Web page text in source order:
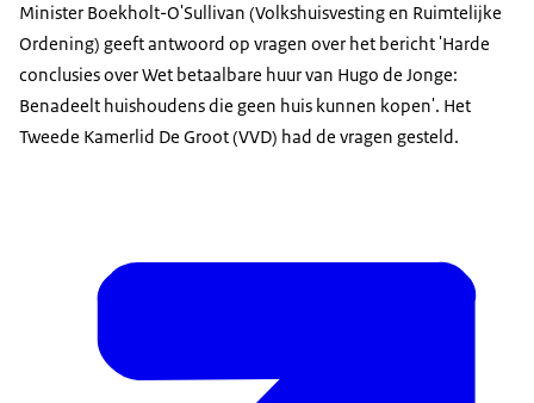
Minister Boekholt-O'Sullivan (Volkshuisvesting en Ruimtelijke
Ordening) geeft antwoord op vragen over het bericht 'Harde
conclusies over Wet betaalbare huur van Hugo de Jonge:
Benadeelt huishoudens die geen huis kunnen kopen'. Het
Tweede Kamerlid De Groot (VVD) had de vragen gesteld.